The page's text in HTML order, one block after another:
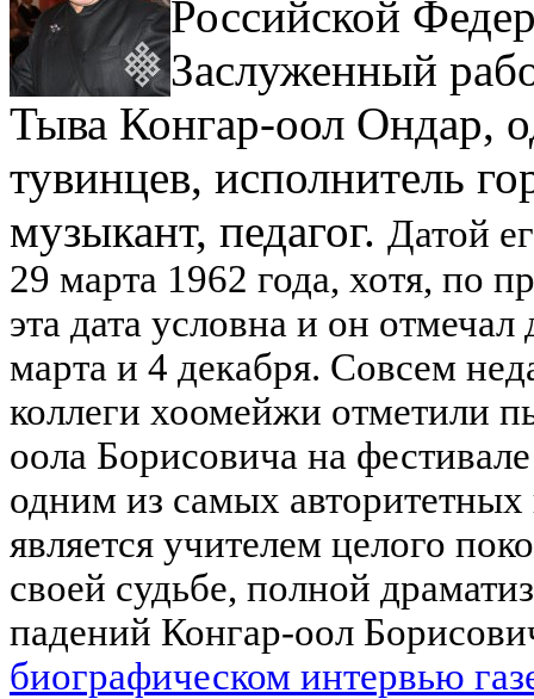
Российской
Заслуженный
Тыва Конгар-оол Ондар,
тувинцев, исполнитель
музыкант, педагог. Датой
29 марта 1962 года, хотя, по
эта дата условна и он
марта и 4 декабря. Совсем
коллеги хоомейжи отметили
оола Борисовича на
одним из самых
является учителем целого
своей судьбе, полной
падений Конгар-оол
биографическом интервью